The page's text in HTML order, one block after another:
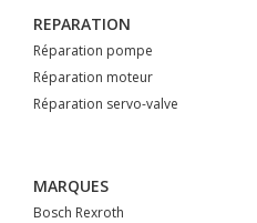
REPARATION
Réparation pompe
Réparation moteur
Réparation servo-valve
MARQUES
Bosch Rexroth